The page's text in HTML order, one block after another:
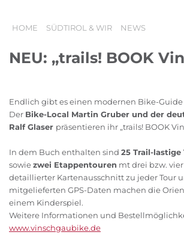
HOME SÜDTIROL & WIR NEWS
NEU: „trails! BOOK
Endlich gibt es einen modernen Bike-Guide
Der Bike-Local Martin Gruber und der
Ralf Glaser präsentieren ihr „trails! BOOK
In dem Buch enthalten sind 25 Trail-lastige
sowiezwei Etappentouren mt drei bzw.
detaillierter Kartenausschnitt zu jeder Tour
mitgelieferten GPS-Daten machen die
einem Kinderspiel.
Weitere Informationen und
www.vinschgaubike.de